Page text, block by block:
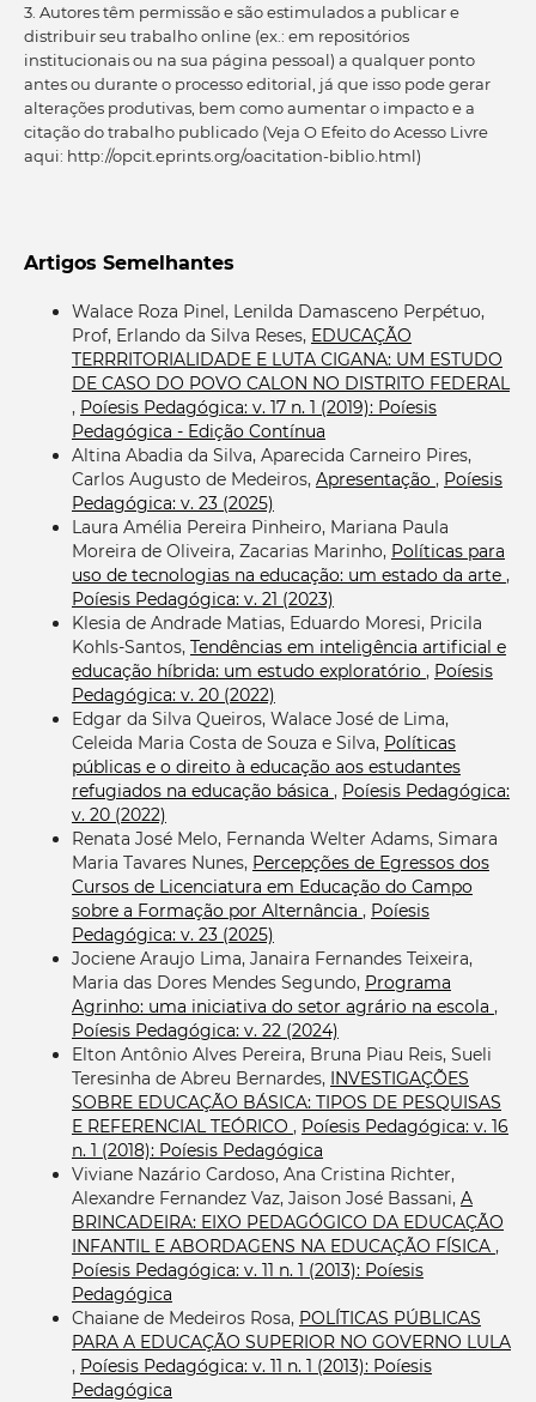
3. Autores têm permissão e são estimulados a publicar e
distribuir seu trabalho online (ex.: em repositórios
institucionais ou na sua página pessoal) a qualquer ponto
antes ou durante o processo editorial, já que isso pode gerar
alterações produtivas, bem como aumentar o impacto e a
citação do trabalho publicado (Veja O Efeito do Acesso Livre
aqui: http://opcit.eprints.org/oacitation-biblio.html)
Artigos Semelhantes
Walace Roza Pinel, Lenilda Damasceno Perpétuo,
Prof, Erlando da Silva Reses, EDUCAÇÃO
TERRRITORIALIDADE E LUTA CIGANA: UM ESTUDO
DE CASO DO POVO CALON NO DISTRITO FEDERAL
, Poíesis Pedagógica: v. 17 n. 1 (2019): Poíesis
Pedagógica - Edição Contínua
Altina Abadia da Silva, Aparecida Carneiro Pires,
Carlos Augusto de Medeiros, Apresentação , Poíesis
Pedagógica: v. 23 (2025)
Laura Amélia Pereira Pinheiro, Mariana Paula
Moreira de Oliveira, Zacarias Marinho, Políticas para
uso de tecnologias na educação: um estado da arte ,
Poíesis Pedagógica: v. 21 (2023)
Klesia de Andrade Matias, Eduardo Moresi, Pricila
Kohls-Santos, Tendências em inteligência artificial e
educação híbrida: um estudo exploratório , Poíesis
Pedagógica: v. 20 (2022)
Edgar da Silva Queiros, Walace José de Lima,
Celeida Maria Costa de Souza e Silva, Políticas
públicas e o direito à educação aos estudantes
refugiados na educação básica , Poíesis Pedagógica:
v. 20 (2022)
Renata José Melo, Fernanda Welter Adams, Simara
Maria Tavares Nunes, Percepções de Egressos dos
Cursos de Licenciatura em Educação do Campo
sobre a Formação por Alternância , Poíesis
Pedagógica: v. 23 (2025)
Jociene Araujo Lima, Janaira Fernandes Teixeira,
Maria das Dores Mendes Segundo, Programa
Agrinho: uma iniciativa do setor agrário na escola ,
Poíesis Pedagógica: v. 22 (2024)
Elton Antônio Alves Pereira, Bruna Piau Reis, Sueli
Teresinha de Abreu Bernardes, INVESTIGAÇÕES
SOBRE EDUCAÇÃO BÁSICA: TIPOS DE PESQUISAS
E REFERENCIAL TEÓRICO , Poíesis Pedagógica: v. 16
n. 1 (2018): Poíesis Pedagógica
Viviane Nazário Cardoso, Ana Cristina Richter,
Alexandre Fernandez Vaz, Jaison José Bassani, A
BRINCADEIRA: EIXO PEDAGÓGICO DA EDUCAÇÃO
INFANTIL E ABORDAGENS NA EDUCAÇÃO FÍSICA ,
Poíesis Pedagógica: v. 11 n. 1 (2013): Poíesis
Pedagógica
Chaiane de Medeiros Rosa, POLÍTICAS PÚBLICAS
PARA A EDUCAÇÃO SUPERIOR NO GOVERNO LULA
, Poíesis Pedagógica: v. 11 n. 1 (2013): Poíesis
Pedagógica